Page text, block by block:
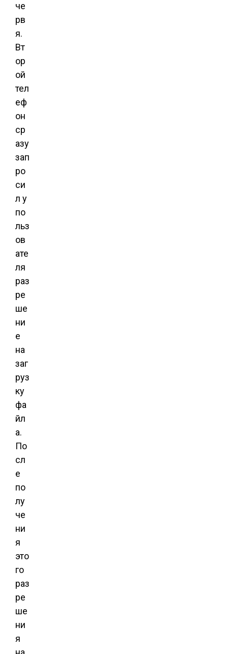
че
рв
я.
Вт
ор
ой
тел
еф
он
ср
азу
зап
ро
си
л у
по
льз
ов
ате
ля
раз
ре
ше
ни
е
на
заг
руз
ку
фа
йл
а.
По
сл
е
по
лу
че
ни
я
это
го
раз
ре
ше
ни
я